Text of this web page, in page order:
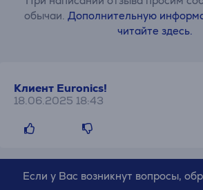
обычаи. Дополнительную
читайте здесь.
Клиент Euronics!
18.06.2025 18:43
Если у Вас возникнут вопросы,